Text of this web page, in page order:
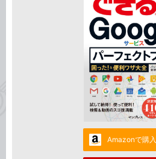
Amazonで購入